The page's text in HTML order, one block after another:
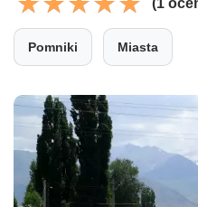
(1
Pomniki Miasta